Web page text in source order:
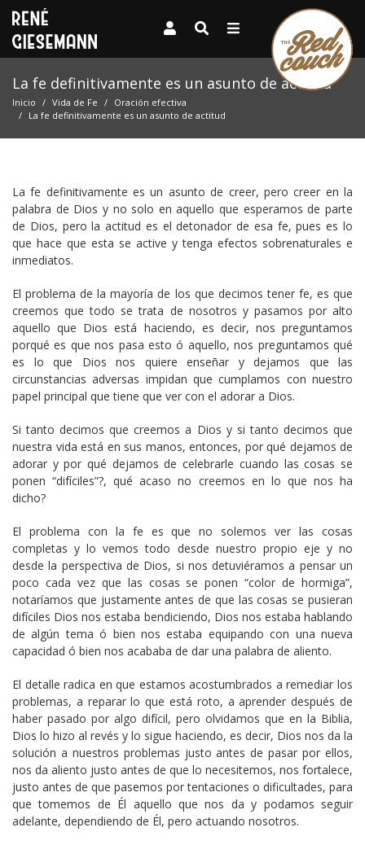
La fe definitivamente es un asunto de actitud
Inicio Vida de Fe
Oración efectiva
La fe definitivamente es un asunto de actitud
La fe definitivamente es un asunto de creer, pero creer en la
palabra de Dios y no solo en aquello que esperamos de parte
de Dios, pero la actitud es el detonador de esa fe, pues es lo
que hace que esta se active y tenga efectos sobrenaturales e
inmediatos.
El problema de la mayoría de los que decimos tener fe, es que
creemos que todo se trata de nosotros y pasamos por alto
aquello que Dios está haciendo, es decir, nos preguntamos
porqué es que nos pasa esto ó aquello, nos preguntamos qué
es lo que Dios nos quiere enseñar y dejamos que las
circunstancias adversas impidan que cumplamos con nuestro
papel principal que tiene que ver con el adorar a Dios.
Si tanto decimos que creemos a Dios y si tanto decimos que
nuestra vida está en sus manos, entonces, por qué dejamos de
adorar y por qué dejamos de celebrarle cuando las cosas se
ponen “difíciles”?, qué acaso no creemos en lo que nos ha
dicho?
El problema con la fe es que no solemos ver las cosas
completas y lo vemos todo desde nuestro propio eje y no
desde la perspectiva de Dios, si nos detuviéramos a pensar un
poco cada vez que las cosas se ponen “color de hormiga”,
notaríamos que justamente antes de que las cosas se pusieran
difíciles Dios nos estaba bendiciendo, Dios nos estaba hablando
de algún tema ó bien nos estaba equipando con una nueva
capacidad ó bien nos acababa de dar una palabra de aliento.
El detalle radica en que estamos acostumbrados a remediar los
problemas, a reparar lo que está roto, a aprender después de
haber pasado por algo difícil, pero olvidamos que en la Biblia,
Dios lo hizo al revés y lo sigue haciendo, es decir, Dios nos da la
solución a nuestros problemas justo antes de pasar por ellos,
nos da aliento justo antes de que lo necesitemos, nos fortalece,
justo antes de que pasemos por tentaciones o dificultades, para
que tomemos de Él aquello que nos da y podamos seguir
adelante, dependiendo de Él, pero actuando nosotros.